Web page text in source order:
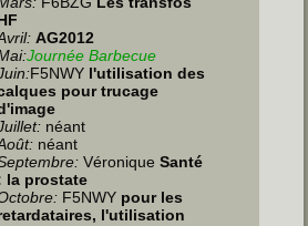
AG2012
Journée Barbecue
:F5NWY l'utilisation des
pour trucage
: néant
néant
VéroniqueSanté
la prostate
F5NWY pour les
l'utilisation